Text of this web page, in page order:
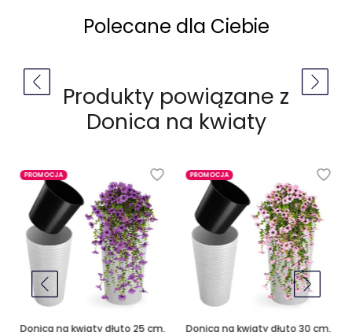
Polecane dla Ciebie
Produkty powiązane z
Donica na kwiaty
PROMOCJA
Donica na kwiaty dłuto 25 cm,
PROMOCJA
Donica na kwiaty dłuto 30 cm,